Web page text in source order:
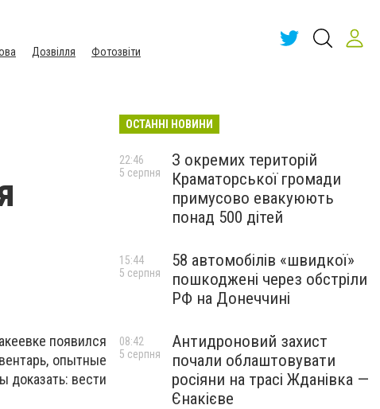
Дозвілля Фотозвіти
появился
опытные
доказать: вести
ОСТАННІ НОВИНИ
З окремих територій
Краматорської громади
примусово евакуюють
понад 500 дітей
22:46
5 серпня
58 автомобілів «швидкої»
пошкоджені через обстріли
РФ на Донеччині
15:44
5 серпня
Антидроновий захист
почали облаштовувати
росіяни на трасі Жданівка —
Єнакієве
08:42
5 серпня